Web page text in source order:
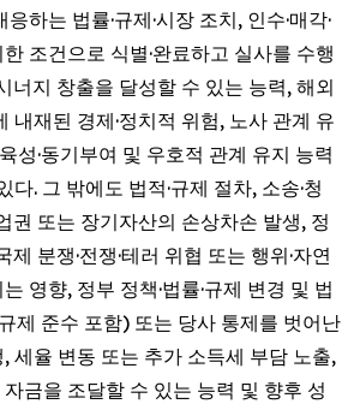
하는 법률·규제·시장 조치, 인수·매각·
조건으로 식별·완료하고 실사를 수행
너지 창출을 달성할 수 있는 능력, 해외
내재된 경제·정치적 위험, 노사 관계 유
성·동기부여 및 우호적 관계 유지 능력
다. 그 밖에도 법적·규제 절차, 소송·청
권 또는 장기자산의 손상차손 발생, 정
제 분쟁·전쟁·테러 위협 또는 행위·자연
영향, 정부 정책·법률·규제 변경 및 법
제 준수 포함) 또는 당사 통제를 벗어난
세율 변동 또는 추가 소득세 부담 노출,
금을 조달할 수 있는 능력 및 향후 성